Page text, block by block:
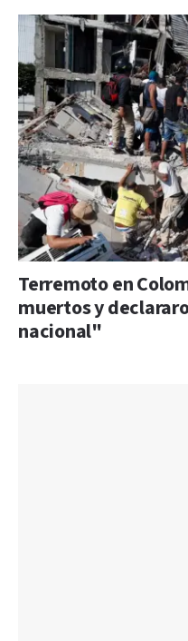
Terremoto en
muertos y
nacional"